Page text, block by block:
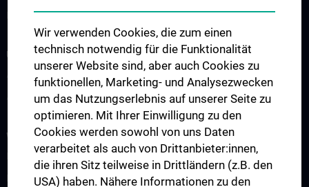
Events
UNSERE ABTEILUNGEN
Abteilung für Zell- und Entwicklungsbiologie
WISSENSCHAFT & FORSCHUNG
Forschung an der Abteilung für Anatomie
Forschung an der Abteilung für Zellbiologie
Wir verwenden Cookies, die zum einen
technisch notwendig für die Funktionalität
unserer Website sind, aber auch Cookies zu
funktionellen, Marketing- und Analysezwecken
um das Nutzungserlebnis auf unserer Seite zu
optimieren. Mit Ihrer Einwilligung zu den
Cookies werden sowohl von uns Daten
verarbeitet als auch von Drittanbieter:innen,
die ihren Sitz teilweise in Drittländern (z.B. den
USA) haben. Nähere Informationen zu den